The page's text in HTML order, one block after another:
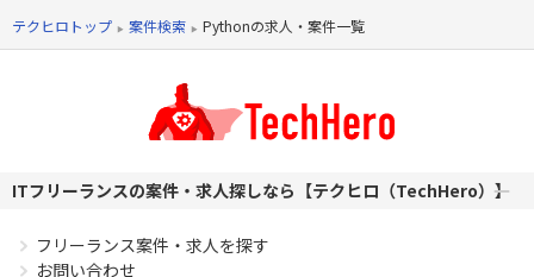
テクヒロトップ 案件検索 Pythonの求人・案件一覧
ッククラウドでのアーキテクチャ設計・実装スキル（業務経験
年数: 2年以上）
Laravelを用いた開発経験1年以上
エンジニア複数人のチームでの開発経験
ITフリーランスの案件・求人探しなら【テクヒロ（TechHero）】
フリーランス案件・求人を探す
お問い合わせ